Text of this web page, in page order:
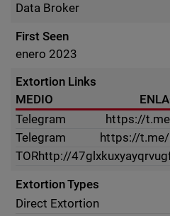
Data Broker
First Seen
enero 2023
Extortion Links
MEDIO
Telegram
https://
Telegram
https://t.me/
TORhttp://
Extortion Types
Direct Extortion